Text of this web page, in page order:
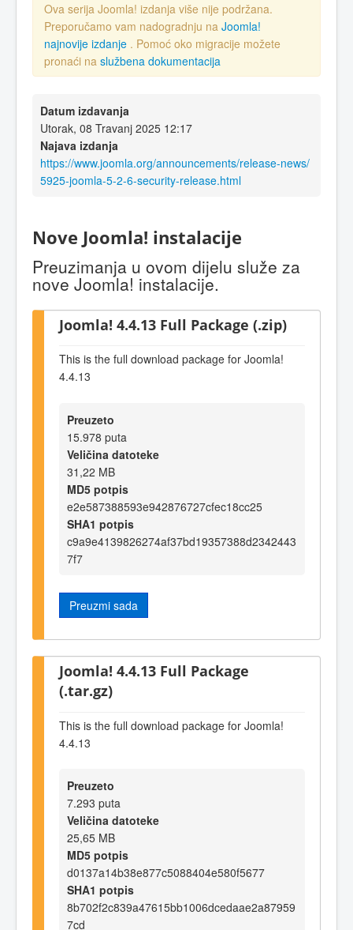
Ova serija Joomla! izdanja više nije podržana.
Preporučamo vam nadogradnju na Joomla!
najnovije izdanje . Pomoć oko migracije možete
pronaći na službena dokumentacija
Datum izdavanja
Utorak, 08 Travanj 2025 12:17
Najava izdanja
https://www.joomla.org/announcements/release-news/
5925-joomla-5-2-6-security-release.html
Nove Joomla! instalacije
Preuzimanja u ovom dijelu služe za
nove Joomla! instalacije.
Joomla! 4.4.13 Full Package (.zip)
This is the full download package for Joomla!
4.4.13
Preuzeto
15.978 puta
Veličina datoteke
31,22 MB
MD5 potpis
e2e587388593e942876727cfec18cc25
SHA1 potpis
c9a9e4139826274af37bd19357388d2342443
7f7
Preuzmi sada
Joomla! 4.4.13 Full Package
(.tar.gz)
This is the full download package for Joomla!
4.4.13
Preuzeto
7.293 puta
Veličina datoteke
25,65 MB
MD5 potpis
d0137a14b38e877c5088404e580f5677
SHA1 potpis
8b702f2c839a47615bb1006dcedaae2a87959
7cd